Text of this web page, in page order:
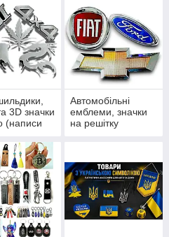
3D значки
(написи
Автомобільні
емблеми, значки
на решітку